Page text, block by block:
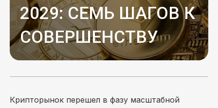
2029: СЕМЬ ШАГОВ К
СОВЕРШЕНСТВУ
Крипторынок перешел в фазу масштабной